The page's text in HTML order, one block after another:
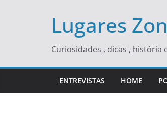
Lugares
Curiosidades , dicas , história
ENTREVISTAS HOME